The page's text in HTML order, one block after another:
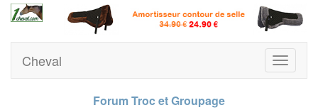
Toggle
Cheval
Forum Troc et Groupage